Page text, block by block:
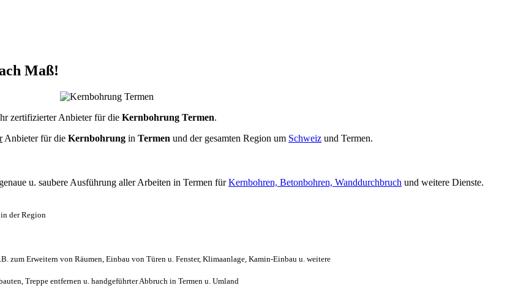
Maß!
zertifizierter Anbieter für die Kernbohrung Termen.
Anbieter für die Kernbohrung in Termen und der gesamten Region um Schweiz und Termen.
u. saubere Ausführung aller Arbeiten in Termen fürKernbohren, Betonbohren, Wanddurchbruch und weitere Dienste.
der Region
zum Erweitern von Räumen, Einbau von Türen u. Fenster, Klimaanlage, Kamin-Einbau u. weitere
Treppe entfernen u. handgeführter Abbruch in Termen u. Umland